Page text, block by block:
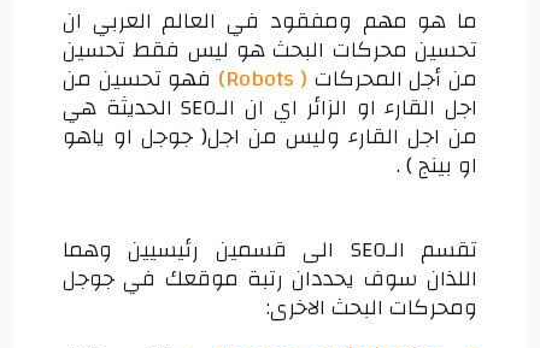
ما هو مهم ومفقود في العالم العربي ان
تحسين محركات البحث هو ليس فقط تحسين
من أجل المحركات ( Robots) فهو تحسين من
اجل القارء او الزائر اي ان الـSEO الحديثة هي
من اجل القارء وليس من اجل( جوجل او ياهو
او بينج ) .
تقسم الـSEO الى قسمين رئيسيين وهما
اللذان سوف يحددان رتبة موقعك في جوجل
ومحركات البحث الاخرى: